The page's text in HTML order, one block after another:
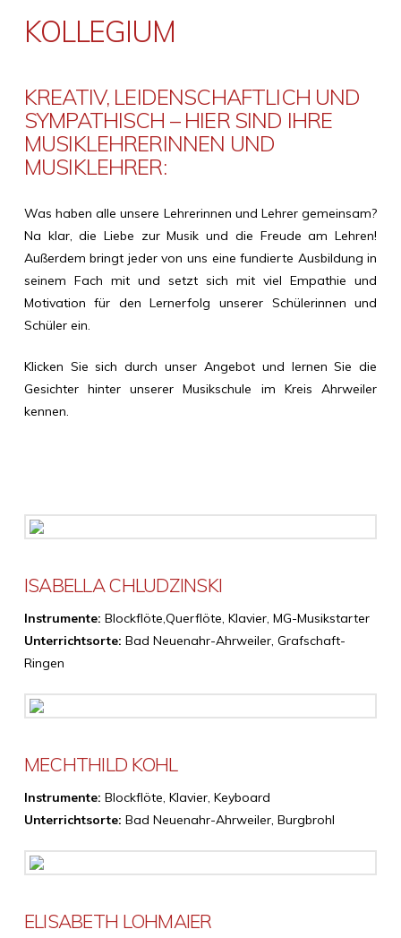
KOLLEGIUM
KREATIV, LEIDENSCHAFTLICH UND
SYMPATHISCH – HIER SIND IHRE
MUSIKLEHRERINNEN UND
MUSIKLEHRER:
Was haben alle unsere Lehrerinnen und Lehrer gemeinsam?
Na klar, die Liebe zur Musik und die Freude am Lehren!
Außerdem bringt jeder von uns eine fundierte Ausbildung in
seinem Fach mit und setzt sich mit viel Empathie und
Motivation für den Lernerfolg unserer Schülerinnen und
Schüler ein.
Klicken Sie sich durch unser Angebot und lernen Sie die
Gesichter hinter unserer Musikschule im Kreis Ahrweiler
kennen.
ISABELLA CHLUDZINSKI
Instrumente: Blockflöte,Querflöte, Klavier, MG-Musikstarter
Unterrichtsorte: Bad Neuenahr-Ahrweiler, Grafschaft-
Ringen
MECHTHILD KOHL
Instrumente: Blockflöte, Klavier, Keyboard
Unterrichtsorte: Bad Neuenahr-Ahrweiler, Burgbrohl
ELISABETH LOHMAIER